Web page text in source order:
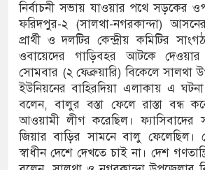
নির্বাচনী সভায় যাওয়ার পথে সড়কের
ফরিদপুর-২ (সালথা-নগরকান্দা)
প্রার্থী ও দলটির কেন্দ্রীয় কমিটির
ওবায়েদের গাড়িবহর আটকে
সোমবার (২ ফেব্রুয়ারি) বিকেলে সালথা
ইউনিয়নের বাহিরদিয়া এলাকায় এ
বলেন, বালুর বস্তা ফেলে রাস্তা বন্ধ
আওয়ামী লীগ করেছিল। ফ্যাসিবাদের
জিয়ার বাড়ির সামনে বালু
স্বাধীন দেশে দেখতে চাই না। দেশ